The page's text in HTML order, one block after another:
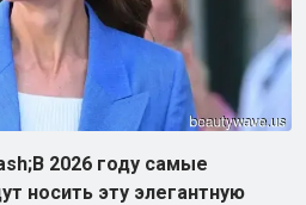
2026 году самые
носить эту элегантную